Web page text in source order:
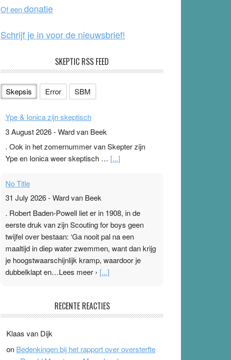
k
Of eendonatie
Schrijf je in voor de nieuwsbrief!
SKEPTIC RSS FEED
Skepsis Error SBM
Ype & Ionica zijn skeptisch
3 August 2026-Ward van Beek
. Ook in het zomernummer van Skepter zijn
Ype en Ionica weer skeptisch … [...]
No Title
31 July 2026-Ward van Beek
. Robert Baden-Powell liet er in 1908, in de
eerste druk van zijn Scouting for boys geen
twijfel over bestaan: ‘Ga nooit pal na een
maaltijd in diep water zwemmen, want dan krijg
je hoogstwaarschijnlijk kramp, waardoor je
dubbelklapt en…Lees meer › [...]
Ward van Beek
topsporters. Ze hopen ermee hun hartslag te
verlagen terwijl ze meer zuurstof opnemen.
RECENTE REACTIES
Klaas van Dijk
on Bedenkingen bij het rapport over oversterfte